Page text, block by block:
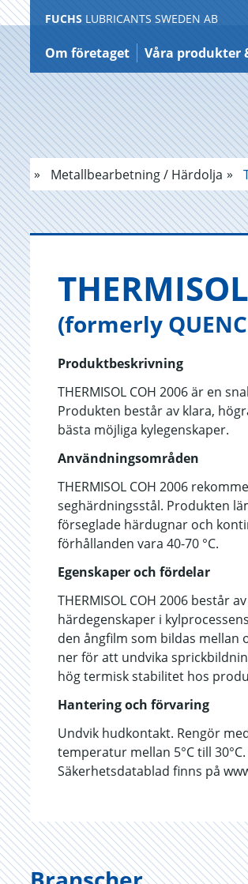
Hoppa
till
innehållet
FUCHS LUBRICANTS SWEDEN AB
Om företaget Våra produkter
Metallbearbetning / Härdolja
(formerly
Produktbeskrivning
THERMISOL COH 2006 är en
Produkten består av klara,
bästa möjliga kylegenskaper.
Användningsområden
THERMISOL COH 2006
seghärdningsstål. Produkten
förseglade härdugnar och
förhållanden vara 40-70 °C.
Egenskaper och fördelar
THERMISOL COH 2006
härdegenskaper i
den ångfilm som bildas mellan
ner för att undvika
hög termisk stabilitet hos
Hantering och förvaring
Undvik hudkontakt. Rengör
temperatur mellan 5°C till
Säkerhetsdatablad finns på